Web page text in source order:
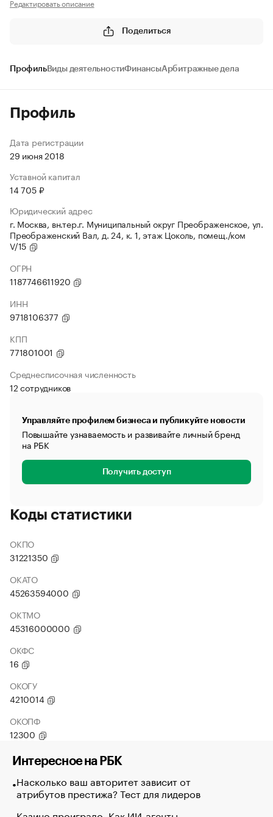
Редактировать описание
Поделиться
ПрофильВиды деятельностиФинансыАрбитражные дела
Профиль
Дата регистрации
29 июня 2018
Уставной капитал
14 705 ₽
Юридический адрес
г. Москва, вн.тер.г. Муниципальный округ Преображенское, ул.
Преображенский Вал, д. 24, к. 1, этаж Цоколь, помещ./ком
V/15
ОГРН
1187746611920
ИНН
9718106377
КПП
771801001
Среднесписочная численность
12 сотрудников
Управляйте профилем бизнеса и публикуйте новости
Повышайте узнаваемость и развивайте личный бренд
на РБК
Получить доступ
Коды статистики
ОКПО
31221350
ОКАТО
45263594000
ОКТМО
45316000000
ОКФС
16
ОКОГУ
4210014
ОКОПФ
12300
Интересное на РБК
Насколько ваш авторитет зависит от
атрибутов престижа? Тест для лидеров